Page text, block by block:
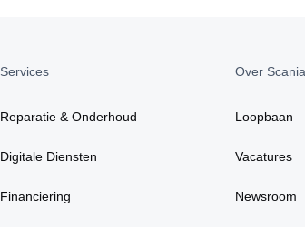
Services
Reparatie & Onderhoud
Digitale Diensten
Financiering
Over Scania
Loopbaan
Vacatures
Newsroom